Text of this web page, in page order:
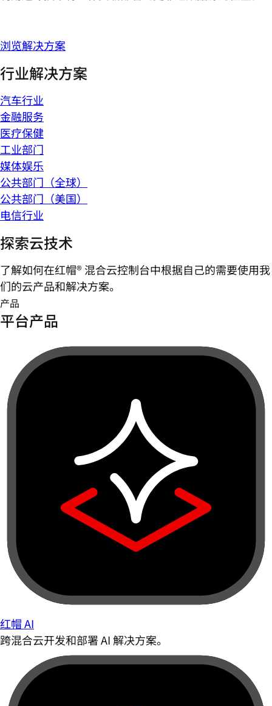
浏览解决方案
行业解决方案
汽车行业
金融服务
医疗保健
工业部门
媒体娱乐
公共部门（全球）
公共部门（美国）
电信行业
探索云技术
了解如何在红帽® 混合云控制台中根据自己的需要使用我
们的云产品和解决方案。
产品
平台产品
红帽 AI
跨混合云开发和部署 AI 解决方案。